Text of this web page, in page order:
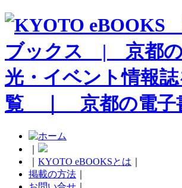
KYOTO eBOOKSとは
掲載の方法